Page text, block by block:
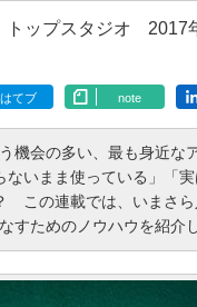
トップスタジオ 2017
はてブ note
機会の多い、最も身近な
ないまま使っている」「
この連載では、いまさら
すためのノウハウを紹介